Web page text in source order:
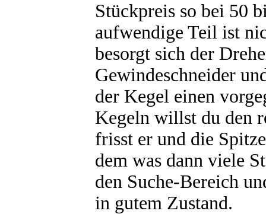
Stückpreis so bei 50
aufwendige Teil ist
besorgt sich der
Gewindeschneider
der Kegel einen
Kegeln willst du den
frisst er und die
dem was dann viele
den Suche-Bereich
in gutem Zustand.